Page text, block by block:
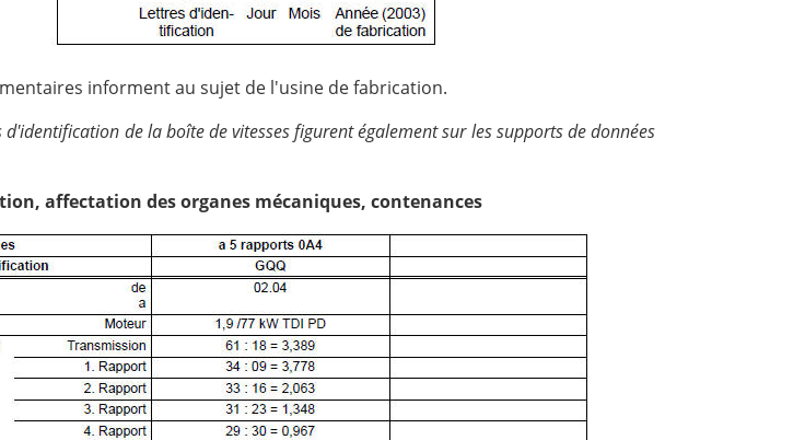
informent au sujet de l'usine de fabrication.
d'identification de la boîte de vitesses figurent également sur les supports de données
affectation des organes mécaniques, contenances